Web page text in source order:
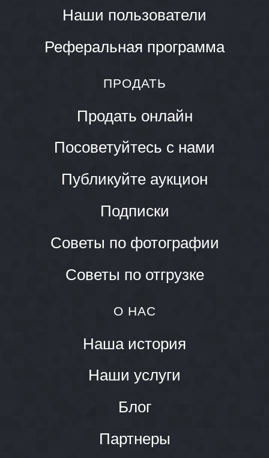
Наши пользователи
Реферальная программа
ПРОДАТЬ
Продать онлайн
Посоветуйтесь с нами
Публикуйте аукцион
Подписки
Советы по фотографии
Советы по отгрузке
О НАС
Наша история
Наши услуги
Блог
Партнеры